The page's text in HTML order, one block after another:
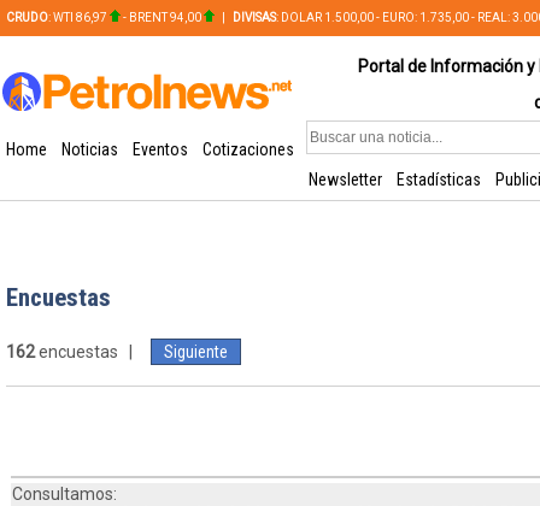
CRUDO: WTI 86,97 - BRENT 94,00 DIVISAS: DOLAR 1.500,00 - EURO: 1.735,00 - REAL:
Portal de Información
Home Noticias Eventos
Cotizaciones
Newsletter
Estadísticas
Encuestas
162encuestas | Siguiente
Consultamos: